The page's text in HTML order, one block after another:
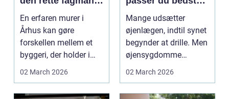
til dit byggeri
En erfaren murer i
Århus kan gøre
forskellen mellem et
byggeri, der holder i
mange &ari...
02 March 2026
på dit syn
Mange udsætter
øjenlægen, indtil synet
begynder at drille. Men
øjensygdomme
udvikler sig ofte
02 March 2026